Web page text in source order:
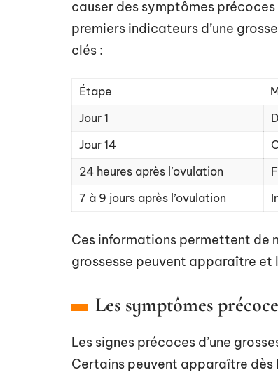
causer des symptômes
premiers indicateurs d’une
clés :
Étape
Jour 1
Jour 14
24 heures après l’ovulation
7 à 9 jours après l’ovulation
Ces informations permettent de
grossesse peuvent apparaître et
Les symptômes
Les signes précoces d’une
Certains peuvent apparaître